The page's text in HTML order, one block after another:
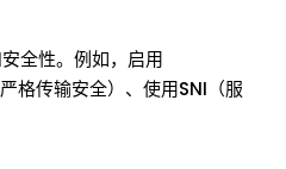
全性。例如，启用
格传输安全）、使用SNI（服